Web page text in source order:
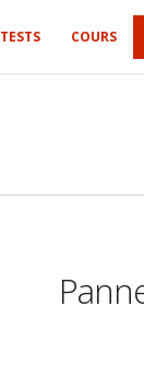
TESTS COURS